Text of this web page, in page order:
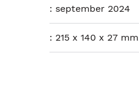
: september 2024
: 215 x 140 x 27